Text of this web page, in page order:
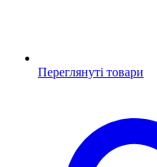
Переглянуті товари